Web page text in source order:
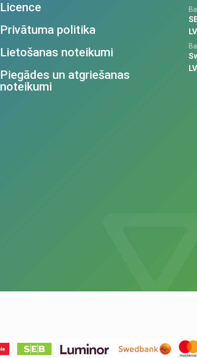
Licence
Privātuma politika
Lietošanas noteikumi
Piegādes un atgriešanas
noteikumi